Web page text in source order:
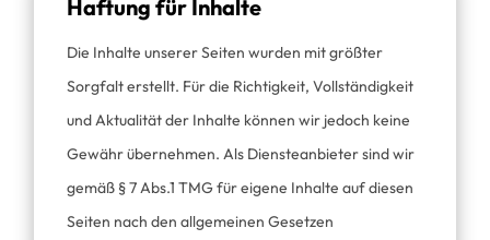
Haftung für Inhalte
Die Inhalte unserer Seiten wurden mit größter
Sorgfalt erstellt. Für die Richtigkeit, Vollständigkeit
und Aktualität der Inhalte können wir jedoch keine
Gewähr übernehmen. Als Diensteanbieter sind wir
gemäß § 7 Abs.1 TMG für eigene Inhalte auf diesen
Seiten nach den allgemeinen Gesetzen